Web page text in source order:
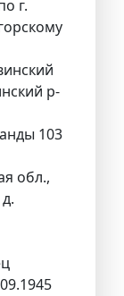
г.
р-
103
обл.,